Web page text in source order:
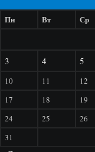
Пн Вт Ср
3
4 5
10
11 12
17
18 19
24
25 26
31